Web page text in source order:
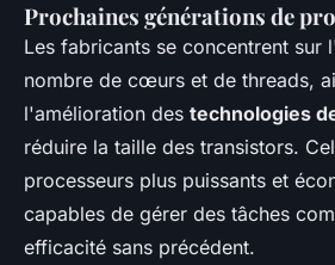
Prochaines générations de
Les fabricants se concentrent sur
nombre de cœurs et de threads,
l'amélioration des technologies
réduire la taille des transistors.
processeurs plus puissants et
capables de gérer des tâches
efficacité sans précédent.